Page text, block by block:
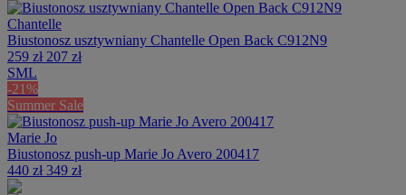
Chantelle
Biustonosz usztywniany Chantelle Open Back C912N9
259 zł 207 zł
SML
-21%
Summer Sale
Marie Jo
Biustonosz push-up Marie Jo Avero 200417
440 zł 349 zł